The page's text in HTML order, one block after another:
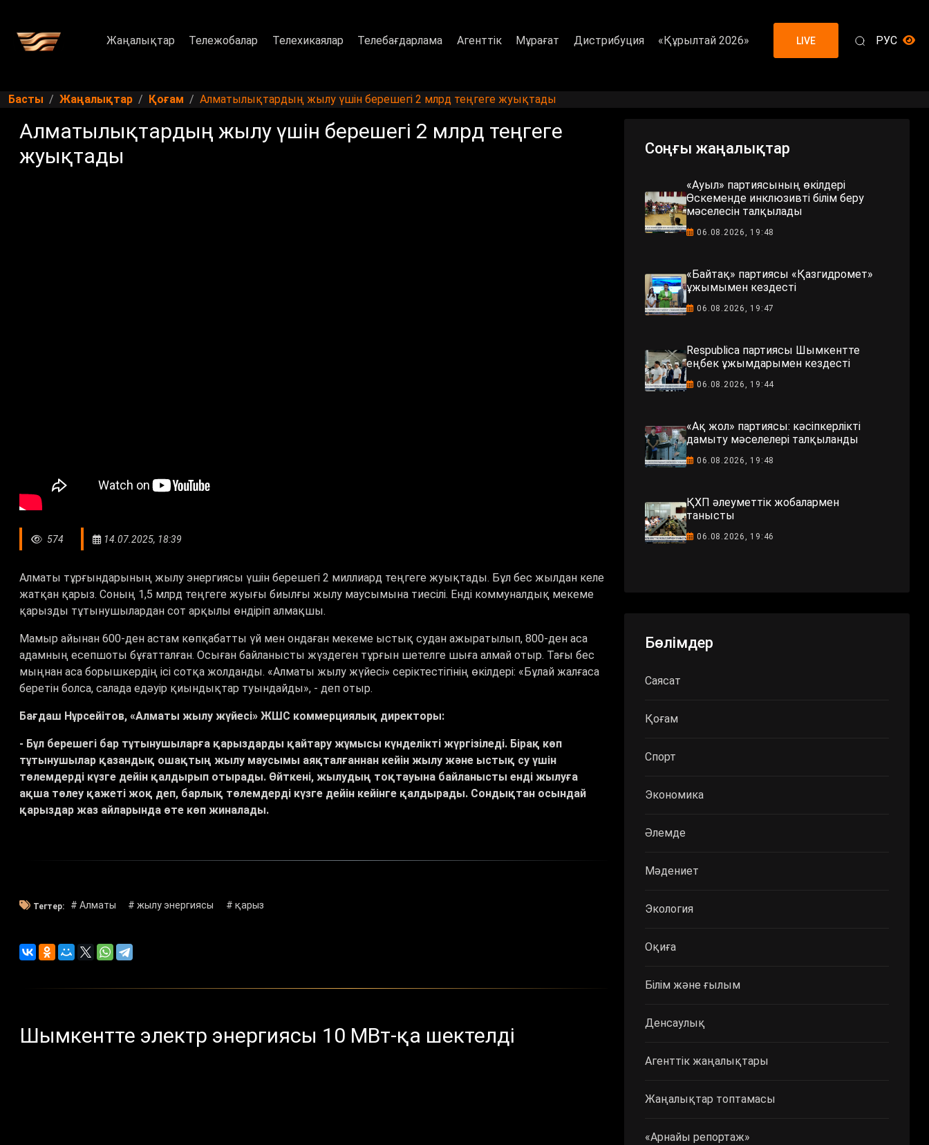
Жаңалықтар Тележобалар Телехикаялар Телебағдарлама Агенттік Мұрағат Дистрибуция «Құрылтай 2026» LIVE РУС
Басты Жаңалықтар Қоғам Алматылықтардың жылу үшін берешегі 2 млрд теңгеге жуықтады
Алматылықтардың жылу үшін берешегі 2 млрд теңгеге
жуықтады
574 14.07.2025, 18:39
Алматы тұрғындарының жылу энергиясы үшін берешегі 2 миллиард теңгеге жуықтады. Бұл бес жылдан келе
жатқан қарыз. Соның 1,5 млрд теңгеге жуығы биылғы жылу маусымына тиесілі. Енді коммуналдық мекеме
қарызды тұтынушылардан сот арқылы өндіріп алмақшы.
Мамыр айынан 600-ден астам көпқабатты үй мен ондаған мекеме ыстық судан ажыратылып, 800-ден аса
адамның есепшоты бұғатталған. Осыған байланысты жүздеген тұрғын шетелге шыға алмай отыр. Тағы бес
мыңнан аса борышкердің ісі сотқа жолданды. «Алматы жылу жүйесі» серіктестігінің өкілдері: «Бұлай жалғаса
беретін болса, салада едәуір қиындықтар туындайды», - деп отыр.
Бағдаш Нұрсейітов, «Алматы жылу жүйесі» ЖШС коммерциялық директоры:
- Бұл берешегі бар тұтынушыларға қарыздарды қайтару жұмысы күнделікті жүргізіледі. Бірақ көп
тұтынушылар қазандық ошақтың жылу маусымы аяқталғаннан кейін жылу және ыстық су үшін
төлемдерді күзге дейін қалдырып отырады. Өйткені, жылудың тоқтауына байланысты енді жылуға
ақша төлеу қажеті жоқ деп, барлық төлемдерді күзге дейін кейінге қалдырады. Сондықтан осындай
қарыздар жаз айларында өте көп жиналады.
Тегтер: # Алматы # жылу энергиясы # қарыз
Шымкентте электр энергиясы 10 МВт-қа шектелді
Соңғы жаңалықтар
«Ауыл» партиясының өкілдері
Өскеменде инклюзивті білім беру
мәселесін талқылады
06.08.2026, 19:48
«Байтақ» партиясы «Қазгидромет»
ұжымымен кездесті
06.08.2026, 19:47
Respublica партиясы Шымкентте
еңбек ұжымдарымен кездесті
06.08.2026, 19:44
«Ақ жол» партиясы: кәсіпкерлікті
дамыту мәселелері талқыланды
06.08.2026, 19:48
ҚХП әлеуметтік жобалармен
танысты
06.08.2026, 19:46
Бөлімдер
Саясат
Қоғам
Спорт
Экономика
Әлемде
Мәдениет
Экология
Оқиға
Білім және ғылым
Денсаулық
Агенттік жаңалықтары
Жаңалықтар топтамасы
«Арнайы репортаж»